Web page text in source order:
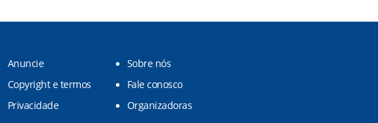
Anuncie
Sobre nós
Copyright e termos
Fale conosco
Privacidade
Organizadoras